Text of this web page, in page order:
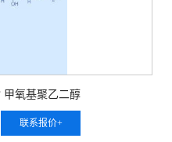
甲氧基聚乙二醇
联系报价+